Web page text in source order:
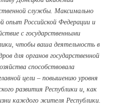
службы. Максимально
опыт Российской Федерации и
с государственными
чтобы ваша деятельность в
для органов государственной
способствовала
цели – повышению уровня
развития Республики и, как
каждого жителя Республики.